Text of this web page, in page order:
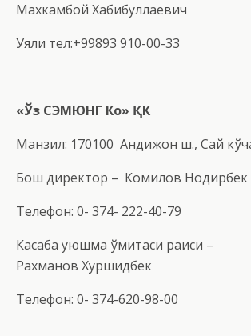
Махкамбой Хабибуллаевич
Уяли тел:+99893 910-00-33
«Ўз СЭМЮНГ Ко» ҚК
Манзил: 170100 Андижон ш., Сай
Бош директор – Комилов
Телефон: 0- 374- 222-40-79
Касаба уюшма қўмитаси раиси –
Рахманов Хуршидбек
Телефон: 0- 374-620-98-00